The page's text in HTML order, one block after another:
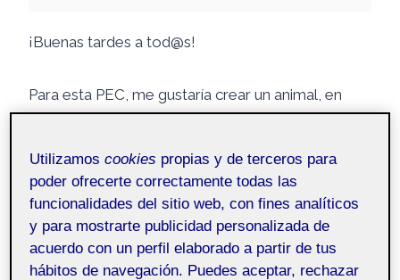
¡Buenas tardes a tod@s!
Para esta PEC, me gustaría crear un animal, en
este caso una orca low poly en Blender. La
tesoro perdido en una isla misteriosa. La inclusión
de la orca añade un toque único y emocionante a
la escena, mostrando al pirata llegando a la isla
con la ayuda de la orca, con la intención que sea
algo más diferente y sorprendente.
Utilizamoscookies propias y de terceros para
poder ofrecerte correctamente todas las
funcionalidades del sitio web, con fines analíticos
y para mostrarte publicidad personalizada de
acuerdo con un perfil elaborado a partir de tus
hábitos de navegación. Puedes aceptar, rechazar